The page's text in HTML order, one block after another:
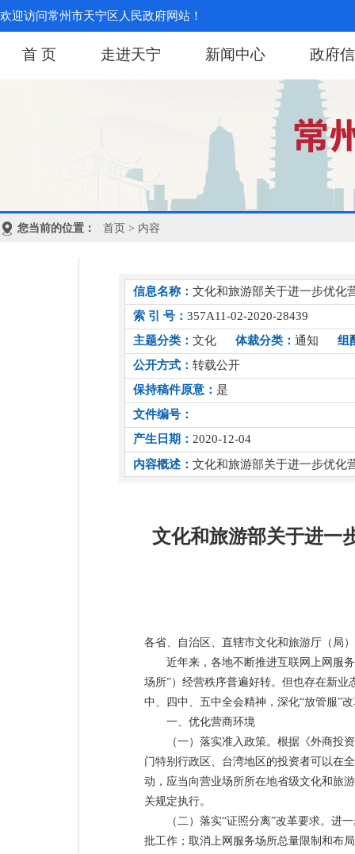
欢迎访问常州市天宁区人民政府网站！
首 页 走进天宁 新闻中心 政府
您当前的位置： 首页 > 内容
信息名称： 文化和旅游部关于进一步优化
索 引 号： 357A11-02-2020-28439
主题分类： 文化 体裁分类： 通知
组
公开方式： 转载公开
保持稿件原意： 是
文件编号：
产生日期： 2020-12-04
内容概述： 文化和旅游部关于进一步优化
文化和旅游部关于进一
各省、自治区、直辖市文化和旅游厅（局
近年来，各地不断推进互联网上网服
场所”）经营秩序普遍好转。但也存在新
中、四中、五中全会精神，深化“放管服”
一、优化营商环境
（一）落实准入政策。根据《外商投
门特别行政区、台湾地区的投资者可以在
动，应当向营业场所所在地省级文化和旅
关规定执行。
（二）落实“证照分离”改革要求。进
批工作；取消上网服务场所总量限制和布